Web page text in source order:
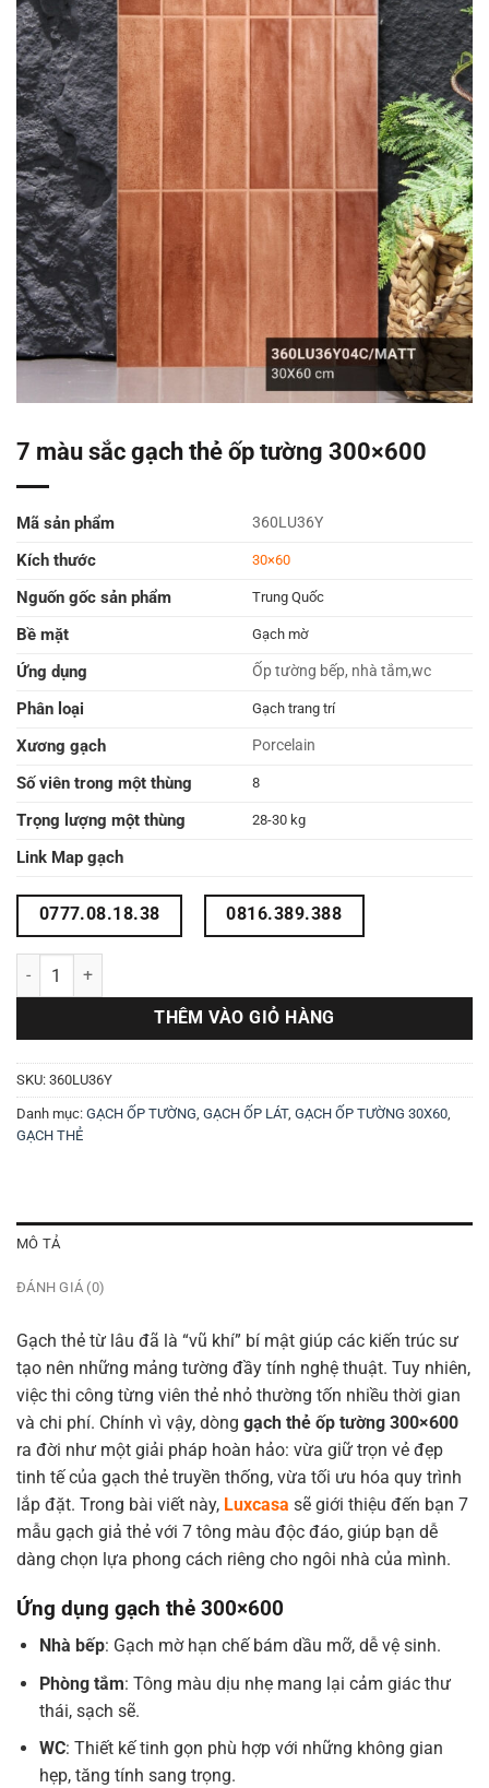
7 màu sắc gạch thẻ ốp tường 300×600
Mã sản phẩm 360LU36Y
Kích thước 30×60
Nguốn gốc sản phẩm Trung Quốc
Bề mặt Gạch mờ
Ứng dụng Ốp tường bếp, nhà tắm,wc
Phân loại Gạch trang trí
Xương gạch Porcelain
Số viên trong một thùng 8
Trọng lượng một thùng 28-30 kg
Link Map gạch
0777.08.18.38 0816.389.388
7 màu sắc gạch thẻ ốp tường 300x600 số lượng
THÊM VÀO GIỎ HÀNG
SKU: 360LU36Y
Danh mục: GẠCH ỐP TƯỜNG, GẠCH ỐP LÁT, GẠCH ỐP TƯỜNG 30X60,
GẠCH THẺ
MÔ TẢ
ĐÁNH GIÁ (0)
Gạch thẻ từ lâu đã là “vũ khí” bí mật giúp các kiến trúc sư
tạo nên những mảng tường đầy tính nghệ thuật. Tuy nhiên,
việc thi công từng viên thẻ nhỏ thường tốn nhiều thời gian
và chi phí. Chính vì vậy, dòng gạch thẻ ốp tường 300×600
ra đời như một giải pháp hoàn hảo: vừa giữ trọn vẻ đẹp
tinh tế của gạch thẻ truyền thống, vừa tối ưu hóa quy trình
lắp đặt. Trong bài viết này, Luxcasa sẽ giới thiệu đến bạn 7
mẫu gạch giả thẻ với 7 tông màu độc đáo, giúp bạn dễ
dàng chọn lựa phong cách riêng cho ngôi nhà của mình.
Ứng dụng gạch thẻ 300×600
Nhà bếp: Gạch mờ hạn chế bám dầu mỡ, dễ vệ sinh.
Phòng tắm: Tông màu dịu nhẹ mang lại cảm giác thư
thái, sạch sẽ.
WC: Thiết kế tinh gọn phù hợp với những không gian
hẹp, tăng tính sang trọng.